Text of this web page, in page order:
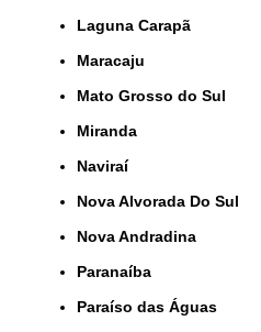
Laguna Carapã
Maracaju
Mato Grosso do Sul
Miranda
Naviraí
Nova Alvorada Do Sul
Nova Andradina
Paranaíba
Paraíso das Águas